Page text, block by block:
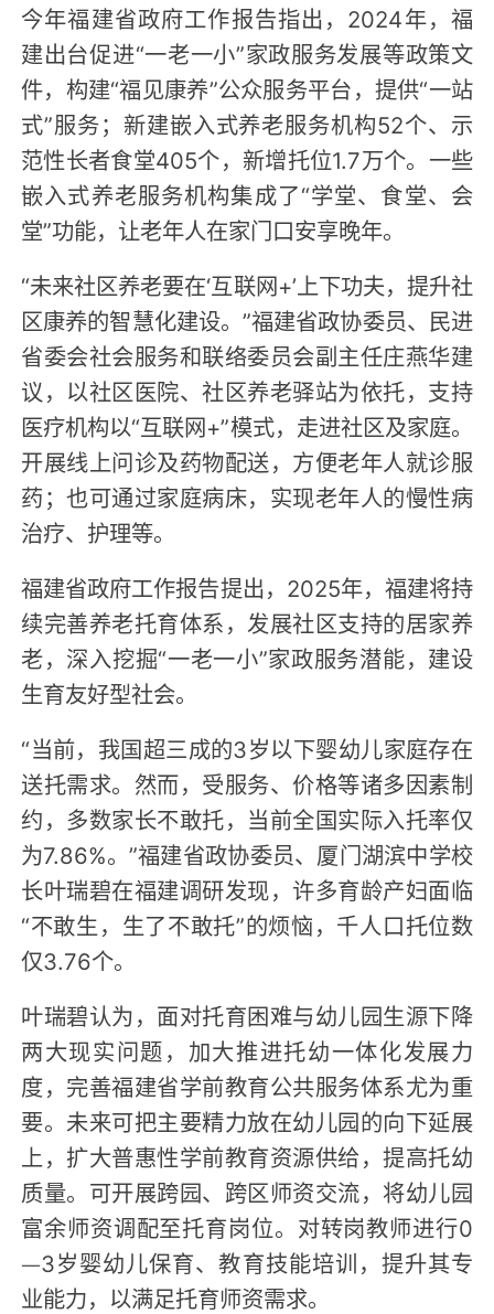
今年福建省政府工作报告指出，2024年，福
建出台促进“一老一小”家政服务发展等政策文
件，构建“福见康养”公众服务平台，提供“一站
式”服务；新建嵌入式养老服务机构52个、示
范性长者食堂405个，新增托位1.7万个。一些
嵌入式养老服务机构集成了“学堂、食堂、会
堂”功能，让老年人在家门口安享晚年。
“未来社区养老要在‘互联网+’上下功夫，提升社
区康养的智慧化建设。”福建省政协委员、民进
省委会社会服务和联络委员会副主任庄燕华建
议，以社区医院、社区养老驿站为依托，支持
医疗机构以“互联网+”模式，走进社区及家庭。
开展线上问诊及药物配送，方便老年人就诊服
药；也可通过家庭病床，实现老年人的慢性病
治疗、护理等。
福建省政府工作报告提出，2025年，福建将持
续完善养老托育体系，发展社区支持的居家养
老，深入挖掘“一老一小”家政服务潜能，建设
生育友好型社会。
“当前，我国超三成的3岁以下婴幼儿家庭存在
送托需求。然而，受服务、价格等诸多因素制
约，多数家长不敢托，当前全国实际入托率仅
为7.86%。”福建省政协委员、厦门湖滨中学校
长叶瑞碧在福建调研发现，许多育龄产妇面临
“不敢生，生了不敢托”的烦恼，千人口托位数
仅3.76个。
叶瑞碧认为，面对托育困难与幼儿园生源下降
两大现实问题，加大推进托幼一体化发展力
度，完善福建省学前教育公共服务体系尤为重
要。未来可把主要精力放在幼儿园的向下延展
上，扩大普惠性学前教育资源供给，提高托幼
质量。可开展跨园、跨区师资交流，将幼儿园
富余师资调配至托育岗位。对转岗教师进行0
—3岁婴幼儿保育、教育技能培训，提升其专
业能力，以满足托育师资需求。